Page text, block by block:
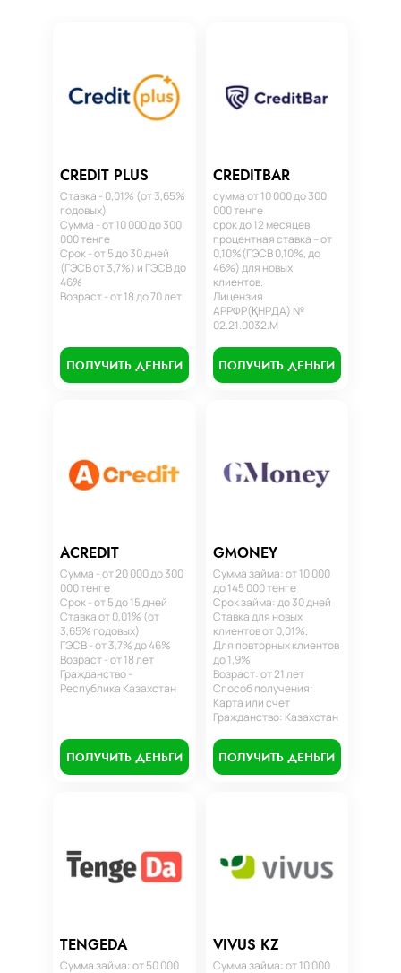
CREDIT PLUS
Ставка - 0,01% (от 3,65%
годовых)
Сумма - от 10 000 до 300
000 тенге
Срок - от 5 до 30 дней
(ГЭСВ от 3,7%) и ГЭСВ до
46%
Возраст - от 18 до 70 лет
ПОЛУЧИТЬ ДЕНЬГИ
CREDITBAR
сумма от 10 000 до 300
000 тенге
срок до 12 месяцев
процентная ставка – от
0,10%(ГЭСВ 0,10%, до
46%) для новых
клиентов.
Лицензия
АРРФР(ҚНРДА) №
02.21.0032.М
ПОЛУЧИТЬ ДЕНЬГИ
ACREDIT
Сумма - от 20 000 до 300
000 тенге
Срок - от 5 до 15 дней
Ставка от 0,01% (от
3,65% годовых)
ГЭСВ - от 3,7% до 46%
Возраст - от 18 лет
Гражданство -
Республика Казахстан
ПОЛУЧИТЬ ДЕНЬГИ
GMONEY
Сумма займа: от 10 000
до 145 000 тенге
Срок займа: до 30 дней
Ставка для новых
клиентов от 0,01%.
Для повторных клиентов
до 1,9%
Возраст: от 21 лет
Способ получения:
Карта или счет
Гражданство: Казахстан
ПОЛУЧИТЬ ДЕНЬГИ
TENGEDA
Сумма займа: от 50 000
VIVUS KZ
Сумма займа: от 10 000